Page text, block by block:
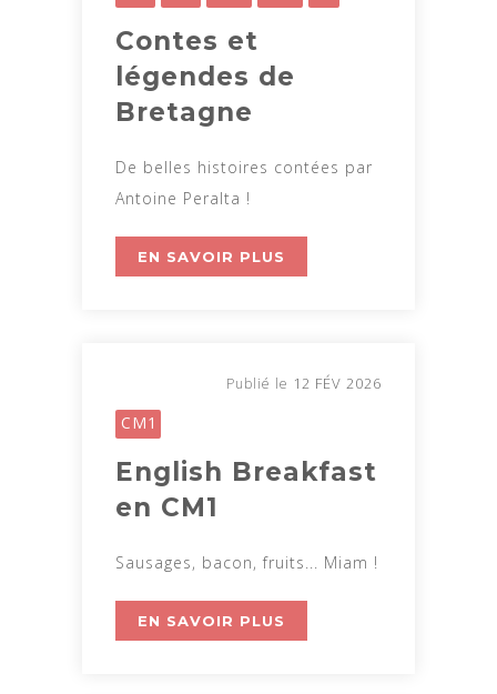
Contes et
légendes de
Bretagne
De belles histoires contées par
Antoine Peralta !
EN SAVOIR PLUS
Publié le 12 FÉV 2026
CM1
English Breakfast
en CM1
Sausages, bacon, fruits... Miam !
EN SAVOIR PLUS